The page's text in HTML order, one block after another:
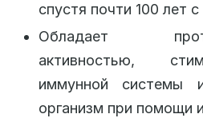
спустя почти 100 лет
Обладает
активностью,
иммунной системы
организм при помощи